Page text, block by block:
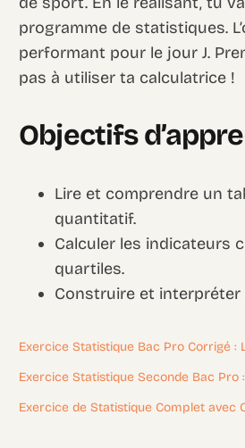
programme de statistiques.
performant pour le jour J.
pas à utiliser ta calculatrice !
Objectifs
Lire et comprendre un
quantitatif.
Calculer les indicateurs
quartiles.
Construire et
Exercice Statistique Bac Pro Corrigé :
Exercice Statistique Seconde Bac Pro
Exercice de Statistique Complet avec